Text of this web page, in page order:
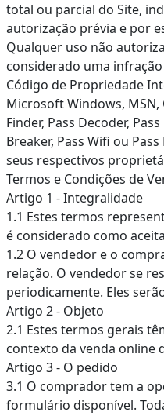
total ou parcial do Site,
autorização prévia e por
Qualquer uso não
considerado uma
Código de Propriedade
Microsoft Windows, MSN,
Finder, Pass Decoder,
Breaker, Pass Wifi ou
seus respectivos
Termos e Condições de
Artigo 1 - Integralidade
1.1 Estes termos
é considerado como
1.2 O vendedor e o
relação. O vendedor se
periodicamente. Eles
Artigo 2 - Objeto
2.1 Estes termos gerais
contexto da venda online
Artigo 3 - O pedido
3.1 O comprador tem a
formulário disponível.